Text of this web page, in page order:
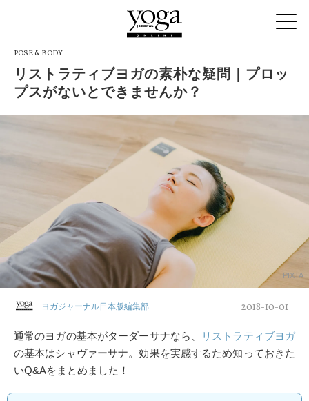
POSE & BODY
リストラティブヨガの素朴な疑問｜プロッ
プスがないとできませんか？
PIXTA
ヨガジャーナル日本版編集部 2018-10-01
通常のヨガの基本がターダーサナなら、
リストラティブヨガ
の基本はシャヴァーサナ。効果を実感するため知っておきた
いQ&Aをまとめました！